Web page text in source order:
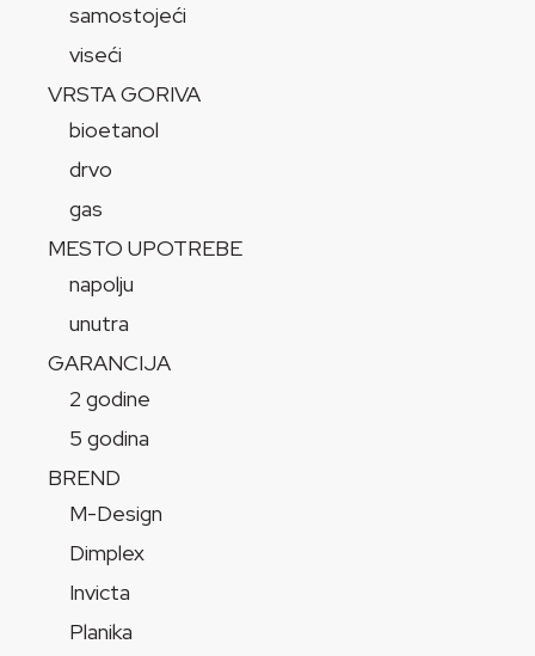
samostojeći
viseći
VRSTA GORIVA
bioetanol
drvo
gas
MESTO UPOTREBE
napolju
unutra
GARANCIJA
2 godine
5 godina
BREND
M-Design
Dimplex
Invicta
Planika